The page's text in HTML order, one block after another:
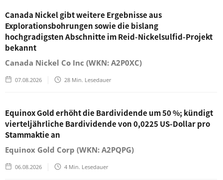
Canada Nickel gibt weitere Ergebnisse aus
Explorationsbohrungen sowie die bislang
hochgradigsten Abschnitte im Reid-Nickelsulfid-Projekt
bekannt
Canada Nickel Co Inc (WKN: A2P0XC)
07.08.2026 28 Min. Lesedauer
Equinox Gold erhöht die Bardividende um 50 %; kündigt
vierteljährliche Bardividende von 0,0225 US-Dollar pro
Stammaktie an
Equinox Gold Corp (WKN: A2PQPG)
06.08.2026 4 Min. Lesedauer